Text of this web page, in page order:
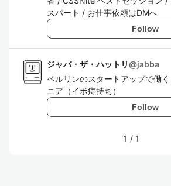
スパート / お仕事依頼はDMへ
Follow
ジャバ・ザ・ハットリ@jabba
ベルリンのスタートアップで働
ニア（イボ痔持ち）
Follow
1 / 1